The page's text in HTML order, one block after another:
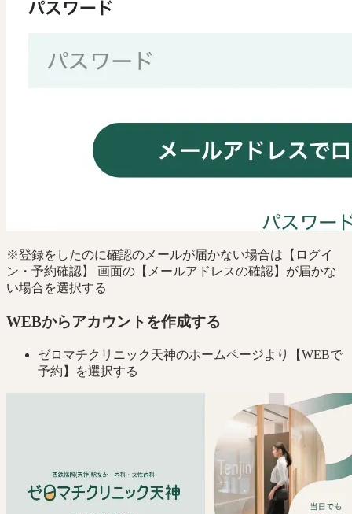
※登録をしたのに確認のメールが届かない場合は【ログイ
ン・予約確認】 画面の【メールアドレスの確認】が届かな
い場合を選択する
WEBからアカウントを作成する
ゼロマチクリニック天神のホームページより【WEBで
予約】を選択する